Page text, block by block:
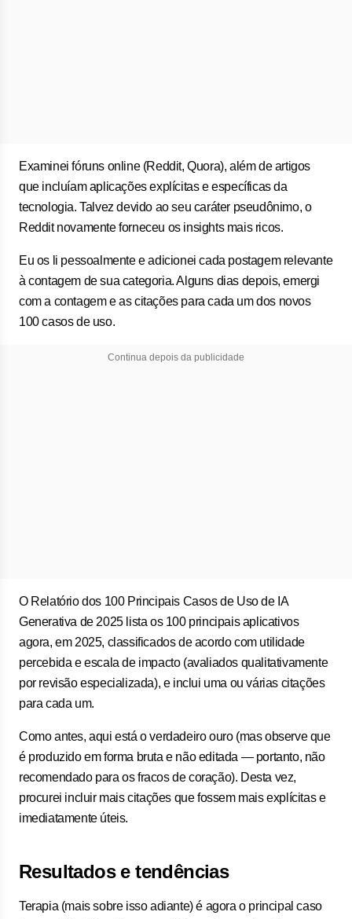
Examinei fóruns online (Reddit, Quora), além de artigos
que incluíam aplicações explícitas e específicas da
tecnologia. Talvez devido ao seu caráter pseudônimo, o
Reddit novamente forneceu os insights mais ricos.
Eu os li pessoalmente e adicionei cada postagem relevante
à contagem de sua categoria. Alguns dias depois, emergi
com a contagem e as citações para cada um dos novos
100 casos de uso.
Continua depois da publicidade
O Relatório dos 100 Principais Casos de Uso de IA
Generativa de 2025 lista os 100 principais aplicativos
agora, em 2025, classificados de acordo com utilidade
percebida e escala de impacto (avaliados qualitativamente
por revisão especializada), e inclui uma ou várias citações
para cada um.
Como antes, aqui está o verdadeiro ouro (mas observe que
é produzido em forma bruta e não editada — portanto, não
recomendado para os fracos de coração). Desta vez,
procurei incluir mais citações que fossem mais explícitas e
imediatamente úteis.
Resultados e tendências
Terapia (mais sobre isso adiante) é agora o principal caso